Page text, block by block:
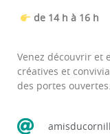
de 14 h à 16 h
Venez découvrir et
créatives et
des portes